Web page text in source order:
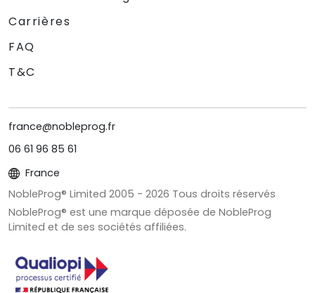
Carrières
FAQ
T&C
france@nobleprog.fr
06 61 96 85 61
France
NobleProg® Limited 2005 - 2026 Tous droits réservés
NobleProg® est une marque déposée de NobleProg
Limited et de ses sociétés affiliées.